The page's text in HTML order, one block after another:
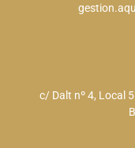
c/ Dalt nº 4, Local